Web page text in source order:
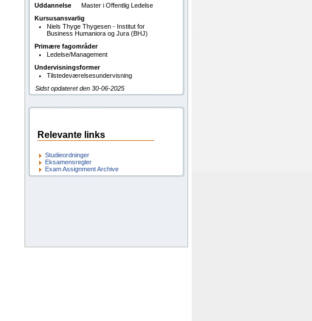
Uddannelse
Master i Offentlig Ledelse
Kursusansvarlig
Niels Thyge Thygesen - Institut for
Business Humaniora og Jura (BHJ)
Primære fagområder
Ledelse/Management
Undervisningsformer
Tilstedeværelsesundervisning
Sidst opdateret den 30-06-2025
Relevante links
Studieordninger
Eksamensregler
Exam Assignment Archive